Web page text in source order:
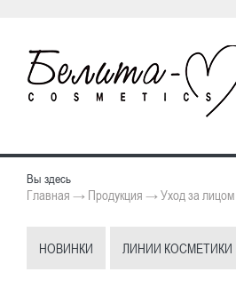
Вы здесь
Главная → Продукция →Уход за лицом
НОВИНКИ ЛИНИИ КОСМЕТИКИ